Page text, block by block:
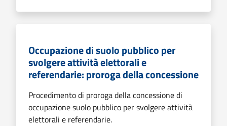
Occupazione di suolo pubblico per
svolgere attività elettorali e
referendarie: proroga della concessione
Procedimento di proroga della concessione di
occupazione suolo pubblico per svolgere attività
elettorali e referendarie.